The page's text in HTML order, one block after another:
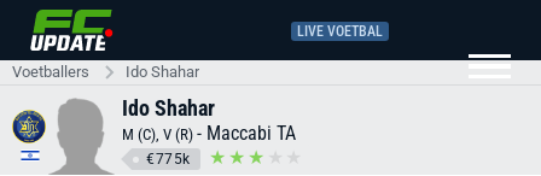
LIVE VOETBAL
Voetballers Ido Shahar
Ido Shahar
M (C), V (R) - Maccabi TA
€775k